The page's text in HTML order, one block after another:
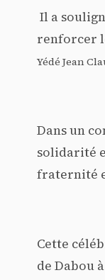
Il a
renforcer
Yédé Jean
Dans un
solidarité
fraternité
Cette
de Dabou